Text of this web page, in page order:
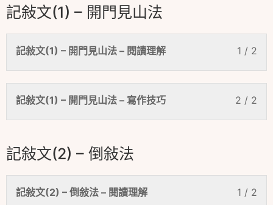
記敍文(1) – 開門見山法
1 / 2
記敍文(1) – 開門見山法 – 閱讀理解
2 / 2
記敍文(1) – 開門見山法 – 寫作技巧
記敍文(2) – 倒敍法
1 / 2
記敍文(2) – 倒敍法 – 閱讀理解